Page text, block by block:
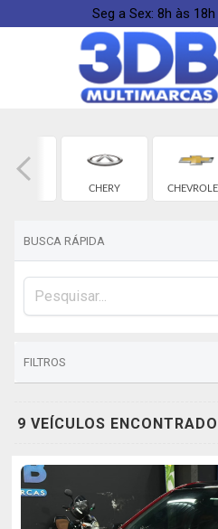
Seg a Sex: 8h às
BYD
CHERY
BUSCA RÁPIDA
FILTROS
9 VEÍCULOS